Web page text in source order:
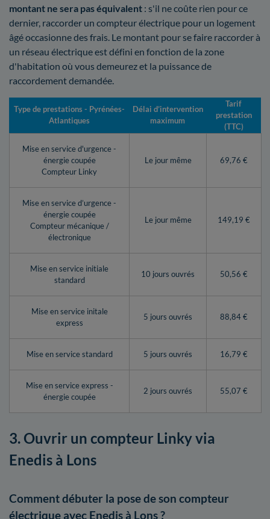
montant ne sera pas équivalent : s'il ne coûte rien pour ce
dernier, raccorder un compteur électrique pour un logement
âgé occasionne des frais. Le montant pour se faire raccorder à
un réseau électrique est défini en fonction de la zone
d'habitation où vous demeurez et la puissance de
raccordement demandée.
Type de prestations - Pyrénées-
Atlantiques
Délai d’intervention
maximum
Tarif
prestation
(TTC)
Mise en service d'urgence -
énergie coupée
Compteur Linky
Le jour même 69,76 €
Mise en service d’urgence -
énergie coupée
Compteur mécanique /
électronique
Le jour même 149,19 €
Mise en service initiale
standard
10 jours ouvrés 50,56 €
Mise en service initale
express
5 jours ouvrés 88,84 €
Mise en service standard 5 jours ouvrés 16,79 €
Mise en service express -
énergie coupée
2 jours ouvrés 55,07 €
3. Ouvrir un compteur Linky via
Enedis à Lons
Comment débuter la pose de son compteur
électrique avec Enedis à Lons ?